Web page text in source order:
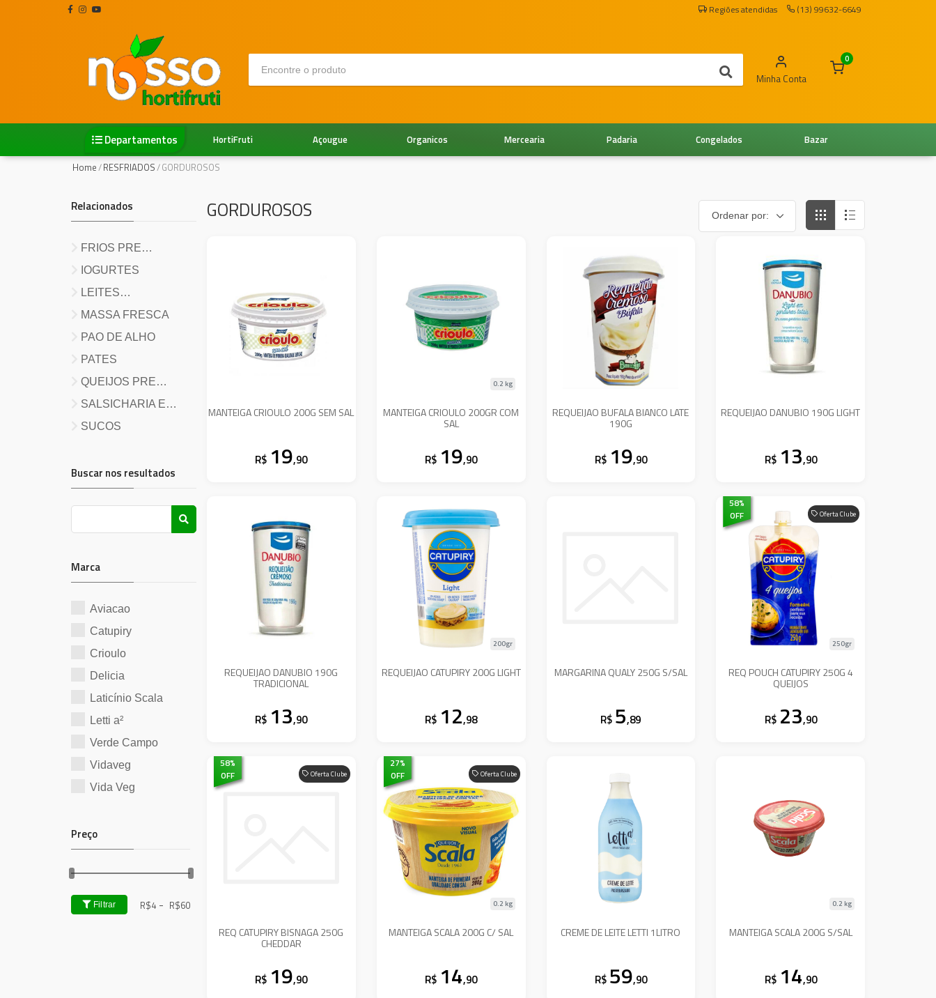
Regiões atendidas (13) 99632-6649
Minha Conta
0
Departamentos Bazar
Congelados
Padaria
Mercearia
Organicos
Açougue
HortiFruti
Home/RESFRIADOS/GORDUROSOS
GORDUROSOS
MANTEIGA CRIOULO 200G SEM SAL
R$ 19,90
MANTEIGA CRIOULO 200GR COM
SAL
0.2 kg
R$ 19,90
REQUEIJAO BUFALA BIANCO LATE
190G
R$ 19,90
REQUEIJAO DANUBIO 190G LIGHT
R$ 13,90
REQUEIJAO DANUBIO 190G
TRADICIONAL
R$ 13,90
REQUEIJAO CATUPIRY 200G LIGHT
200gr
R$ 12,98
MARGARINA QUALY 250G S/SAL
R$ 5,89
Oferta Clube
58%
OFF
REQ POUCH CATUPIRY 250G 4
QUEIJOS
250gr
R$ 23,90
Oferta Clube
58%
OFF
REQ CATUPIRY BISNAGA 250G
CHEDDAR
R$ 19,90
Oferta Clube
27%
OFF
MANTEIGA SCALA 200G C/ SAL
0.2 kg
R$ 14,90
CREME DE LEITE LETTI 1LITRO
R$ 59,90
MANTEIGA SCALA 200G S/SAL
0.2 kg
R$ 14,90
Relacionados
EMBALADOS
IOGURTES
PASTEURIZADOS
MASSA FRESCA
PAO DE ALHO
PATES
EMBALADOS
LINGUICAS
SUCOS
Buscar nos resultados
Marca
Aviacao
Catupiry
Crioulo
Delicia
Laticínio Scala
Letti a²
Verde Campo
Vidaveg
Vida Veg
Preço
Filtrar R$4 - R$60